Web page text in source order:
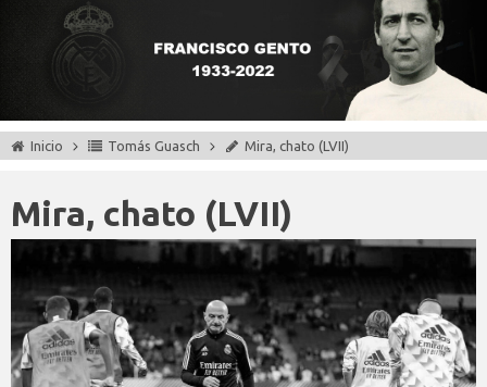
Inicio Tomás Guasch Mira, chato (LVII)
Mira, chato (LVII)